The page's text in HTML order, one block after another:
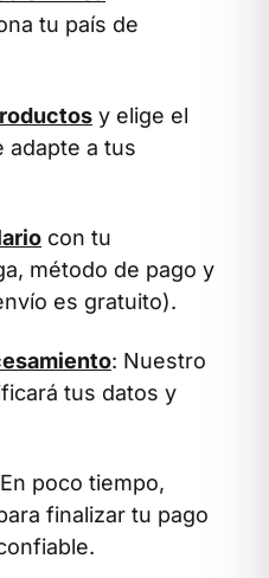
tu país de
y elige el
adapte a tus
con tu
método de pago y
es gratuito).
: Nuestro
tus datos y
poco tiempo,
finalizar tu pago